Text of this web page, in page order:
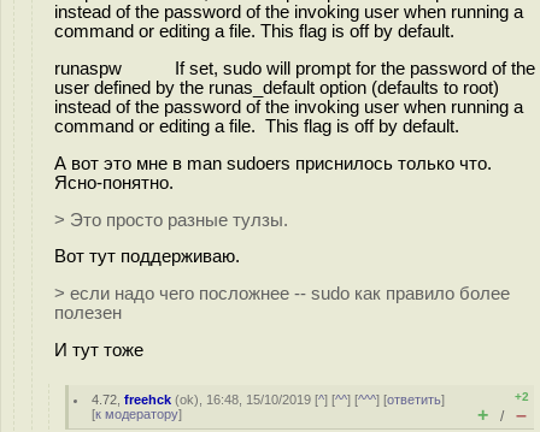
instead of the password of the invoking user when running a
command or editing a file. This flag is off by default.
runaspw If set, sudo will prompt for the password of the
user defined by the runas_default option (defaults to root)
instead of the password of the invoking user when running a
command or editing a file. This flag is off by default.
А вот это мне в man sudoers приснилось только что.
Ясно-понятно.
> Это просто разные тулзы.
Вот тут поддерживаю.
> если надо чего посложнее -- sudo как правило более
полезен
И тут тоже
4.72 ,freehck (ok), 16:48, 15/10/2019 [^] [^^] [^^^] [ответить]
[к модератору]
+2
+ / –